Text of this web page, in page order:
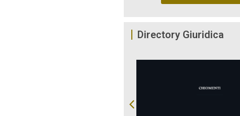
Directory Giuridica